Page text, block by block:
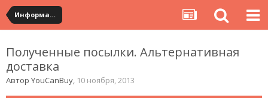
Информация по полученным посылкам
Полученные посылки. Альтернативная
доставка
Автор YouCanBuy, 10 ноября, 2013